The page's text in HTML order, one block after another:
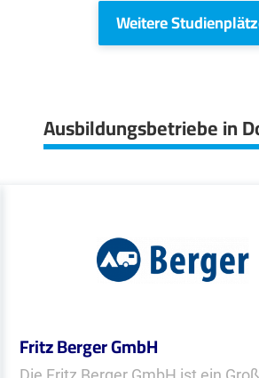
Weitere
Ausbildungsbetriebe in
Fritz Berger GmbH